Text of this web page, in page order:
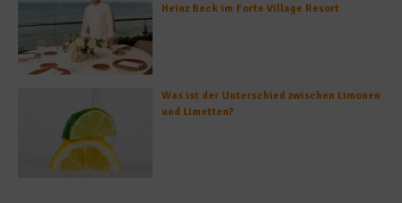
Heinz Beck im Forte Village Resort
Was ist der Unterschied zwischen Limonen
und Limetten?